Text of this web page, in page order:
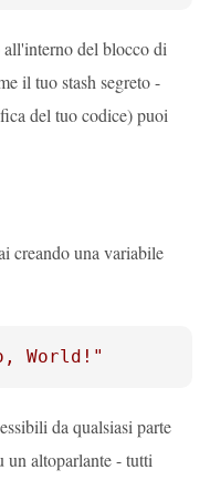
del blocco di
il tuo stash segreto -
del tuo codice) puoi
creando una variabile
World!"
da qualsiasi parte
un altoparlante - tutti